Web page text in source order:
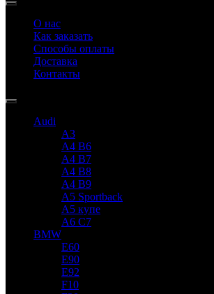
О нас
Как заказать
Способы оплаты
Доставка
Контакты
Audi
A3
A4 B6
A4 B7
A4 B8
A4 B9
A5 Sportback
A5 купе
A6 C7
BMW
E60
E90
E92
F10